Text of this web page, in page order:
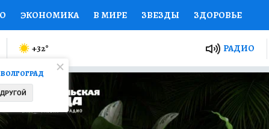
ЭКОНОМИКА В МИРЕ ЗВЕЗДЫ ЗДОРОВЬЕ
НАЦИОНАЛЬНЫЕ ПРОЕКТЫ РОССИИ
Я ЗНАЮ СЕМЬЯ ЖЕНСКИЕ СЕКРЕТЫ
СПЕЦПРОЕКТЫ ДЕФИЦИТ ЖЕЛЕЗА
ВОЛГОГРАД
+32° РАДИО